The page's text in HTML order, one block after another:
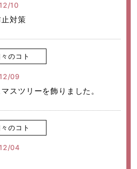
10
対策
々のコト
09
スツリーを飾りました。
々のコト
04